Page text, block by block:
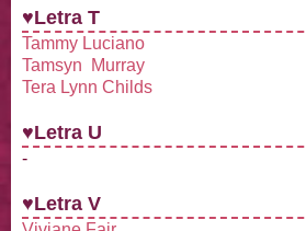
♥Letra T
Tammy Luciano
Tamsyn Murray
Tera Lynn Childs
♥Letra U
-
♥Letra V